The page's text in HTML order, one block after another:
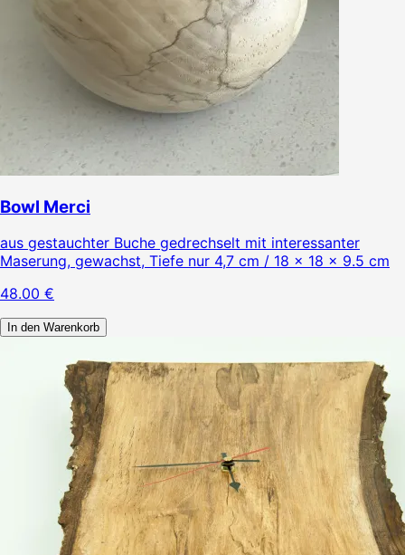
Bowl Merci
aus gestauchter Buche gedrechselt mit interessanter
Maserung, gewachst, Tiefe nur 4,7 cm / 18 × 18 × 9.5 cm
48.00 €
In den Warenkorb